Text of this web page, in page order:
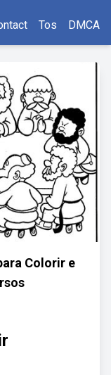
Tos DMCA
Colorir e